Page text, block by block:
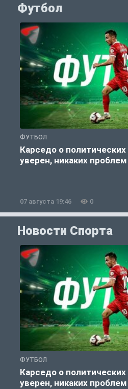
Футбол
ФУТБОЛ
Карседо о
уверен, никаких
07 августа 19:46 0
Новости Спорта
ФУТБОЛ
Карседо о
уверен, никаких